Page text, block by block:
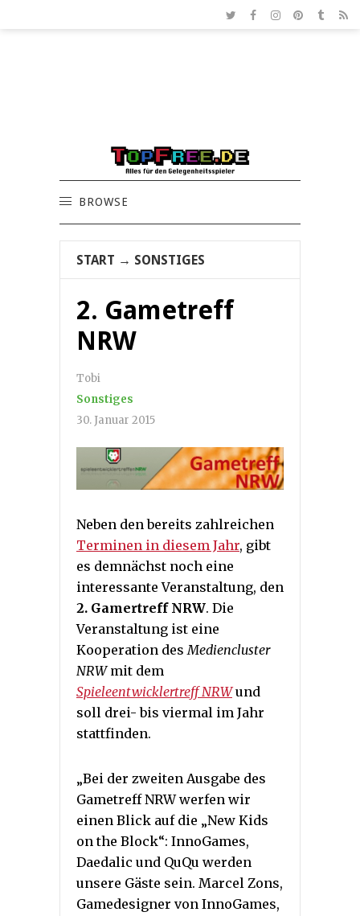
BROWSE
START → SONSTIGES
2. Gametreff
NRW
Tobi
Sonstiges
30. Januar 2015
Neben den bereits zahlreichen
Terminen in diesem Jahr, gibt
es demnächst noch eine
interessante Veranstaltung, den
2. Gamertreff NRW. Die
Veranstaltung ist eine
Kooperation desMediencluster
NRWmit dem
Spieleentwicklertreff NRWund
soll drei- bis viermal im Jahr
stattfinden.
„Bei der zweiten Ausgabe des
Gametreff NRW werfen wir
einen Blick auf die „New Kids
on the Block“: InnoGames,
Daedalic und QuQu werden
unsere Gäste sein. Marcel Zons,
Gamedesigner von InnoGames,